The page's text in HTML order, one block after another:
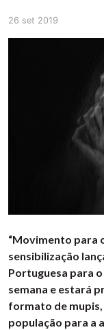
26 set 2019
“Movimento para
sensibilização
Portuguesa para
semana e estará
formato de
população para a